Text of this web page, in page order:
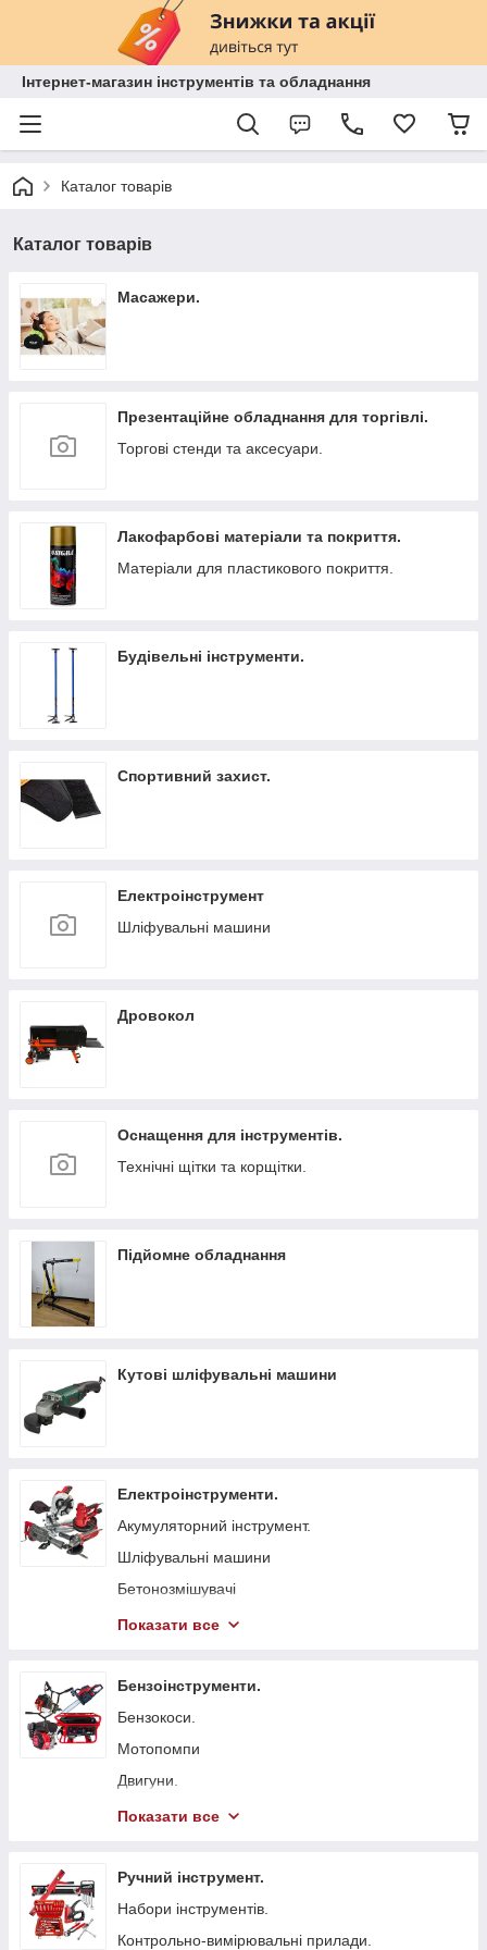
Інтернет-магазин інструментів та обладнання
Каталог товарів
Каталог товарів
Масажери.
Презентаційне обладнання для торгівлі.
Торгові стенди та аксесуари.
Лакофарбові матеріали та покриття.
Матеріали для пластикового покриття.
Будівельні інструменти.
Спортивний захист.
Електроінструмент
Шліфувальні машини
Дровокол
Оснащення для інструментів.
Технічні щітки та корщітки.
Підйомне обладнання
Кутові шліфувальні машини
Електроінструменти.
Акумуляторний інструмент.
Шліфувальні машини
Бетонозмішувачі
Болгарка (КШМ)
Вібратори глибинні для бетону
Стрічкові пили
Токарні станки
Гайковерти мережеві
Свердлильні верстати
Штроборізи
Плиткорізи.
Електроножиці
Показати все
Бензоінструменти.
Бензокоси.
Мотопомпи
Двигуни.
Бензопили.
Віброплити
Бензинові газонокосарки.
Бетонорізи
Показати все
Ручний інструмент.
Набори інструментів.
Контрольно-вимірювальні прилади.